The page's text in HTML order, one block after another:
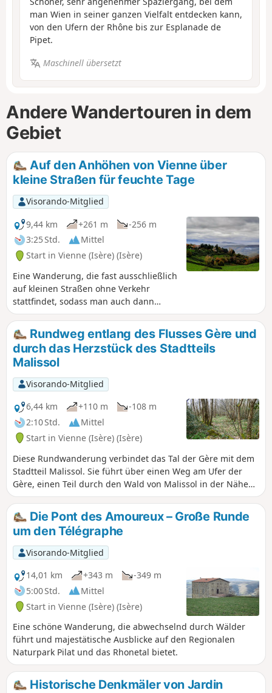
man Wien in seiner ganzen Vielfalt entdecken kann,
von den Ufern der Rhône bis zur Esplanade de
Pipet.
Maschinell übersetzt
Andere Wandertouren in dem
Gebiet
Auf den Anhöhen von Vienne über
kleine Straßen für feuchte Tage
Visorando-Mitglied
9,44 km
+261 m
-256 m
3:25 Std.
Mittel
Start in Vienne (Isère) (Isère)
Eine Wanderung, die fast ausschließlich
auf kleinen Straßen ohne Verkehr
stattfindet, sodass man auch dann
weitergehen kann, wenn die Wege
unpassierbar sind. Zunächst entdecken
Sie Vienne und sein Panorama von
Notre-Dame de Pipet aus, dann die
Höhen von Vienne mit wunderschönen
Ausblicken auf das Rhonetal und das
Pilat-Massiv im Hintergrund. Auf dem
Rückweg entdecken Sie die Anwesen in
den Höhen von Vienne und genießen
weiterhin einen schönen Blick auf die
Hügel von Vienne.
Rundweg entlang des Flusses Gère und
durch das Herzstück des Stadtteils
Malissol
Visorando-Mitglied
6,44 km
+110 m
-108 m
2:10 Std.
Mittel
Start in Vienne (Isère) (Isère)
Diese Rundwanderung verbindet das Tal der Gère mit dem
Stadtteil Malissol. Sie führt über einen Weg am Ufer der
Gère, einen Teil durch den Wald von Malissol in der Nähe
des Trimm-dich-Pfads und einige mineralischere Abschnitte
im Herzen des Stadtteils Malissol. Familienwanderung mit
geringem Höhenunterschied, die mit flachen,
geschlossenen Schuhen (Waldwege) zu bewältigen ist.
Die Pont des Amoureux – Große Runde
um den Télégraphe
Visorando-Mitglied
14,01 km
+343 m
-349 m
5:00 Std.
Mittel
Start in Vienne (Isère) (Isère)
Eine schöne Wanderung, die abwechselnd durch Wälder
führt und majestätische Ausblicke auf den Regionalen
Naturpark Pilat und das Rhonetal bietet.
Historische Denkmäler von Jardin